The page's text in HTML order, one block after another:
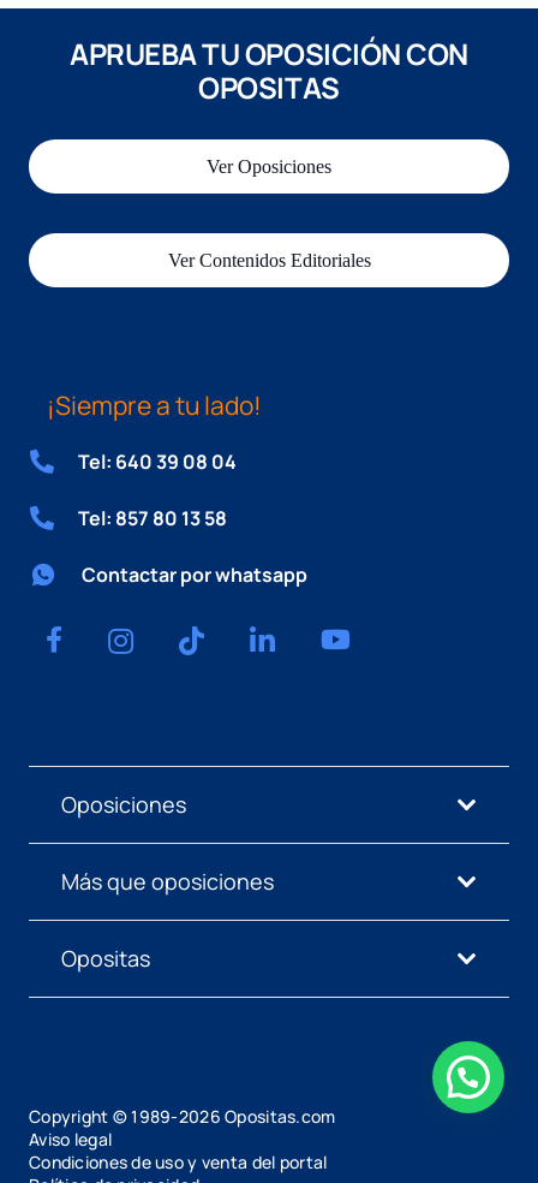
APRUEBA TU OPOSICIÓN CON
OPOSITAS
Ver Oposiciones
Ver Contenidos Editoriales
¡Siempre a tu lado!
Tel: 640 39 08 04
Tel: 857 80 13 58
Contactar por whatsapp
Oposiciones
Más que oposiciones
Opositas
Copyright © 1989-2026 Opositas.com
Aviso legal
Condiciones de uso y venta del portal